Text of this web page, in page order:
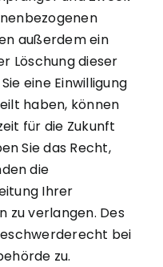
außerdem ein
Löschung dieser
eine Einwilligung
haben, können
für die Zukunft
Sie das Recht,
die
Ihrer
zu verlangen. Des
bei
zu.